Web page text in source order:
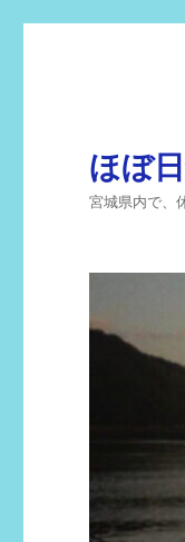
ほぼ
宮城県内で、